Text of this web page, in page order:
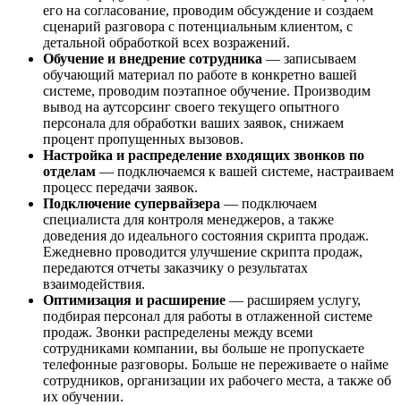
его на согласование, проводим обсуждение и создаем
сценарий разговора с потенциальным клиентом, с
детальной обработкой всех возражений.
Обучение и внедрение сотрудника — записываем
обучающий материал по работе в конкретно вашей
системе, проводим поэтапное обучение. Производим
вывод на аутсорсинг своего текущего опытного
персонала для обработки ваших заявок, снижаем
процент пропущенных вызовов.
Настройка и распределение входящих звонков по
отделам — подключаемся к вашей системе, настраиваем
процесс передачи заявок.
Подключение супервайзера — подключаем
специалиста для контроля менеджеров, а также
доведения до идеального состояния скрипта продаж.
Ежедневно проводится улучшение скрипта продаж,
передаются отчеты заказчику о результатах
взаимодействия.
Оптимизация и расширение — расширяем услугу,
подбирая персонал для работы в отлаженной системе
продаж. Звонки распределены между всеми
сотрудниками компании, вы больше не пропускаете
телефонные разговоры. Больше не переживаете о найме
сотрудников, организации их рабочего места, а также об
их обучении.